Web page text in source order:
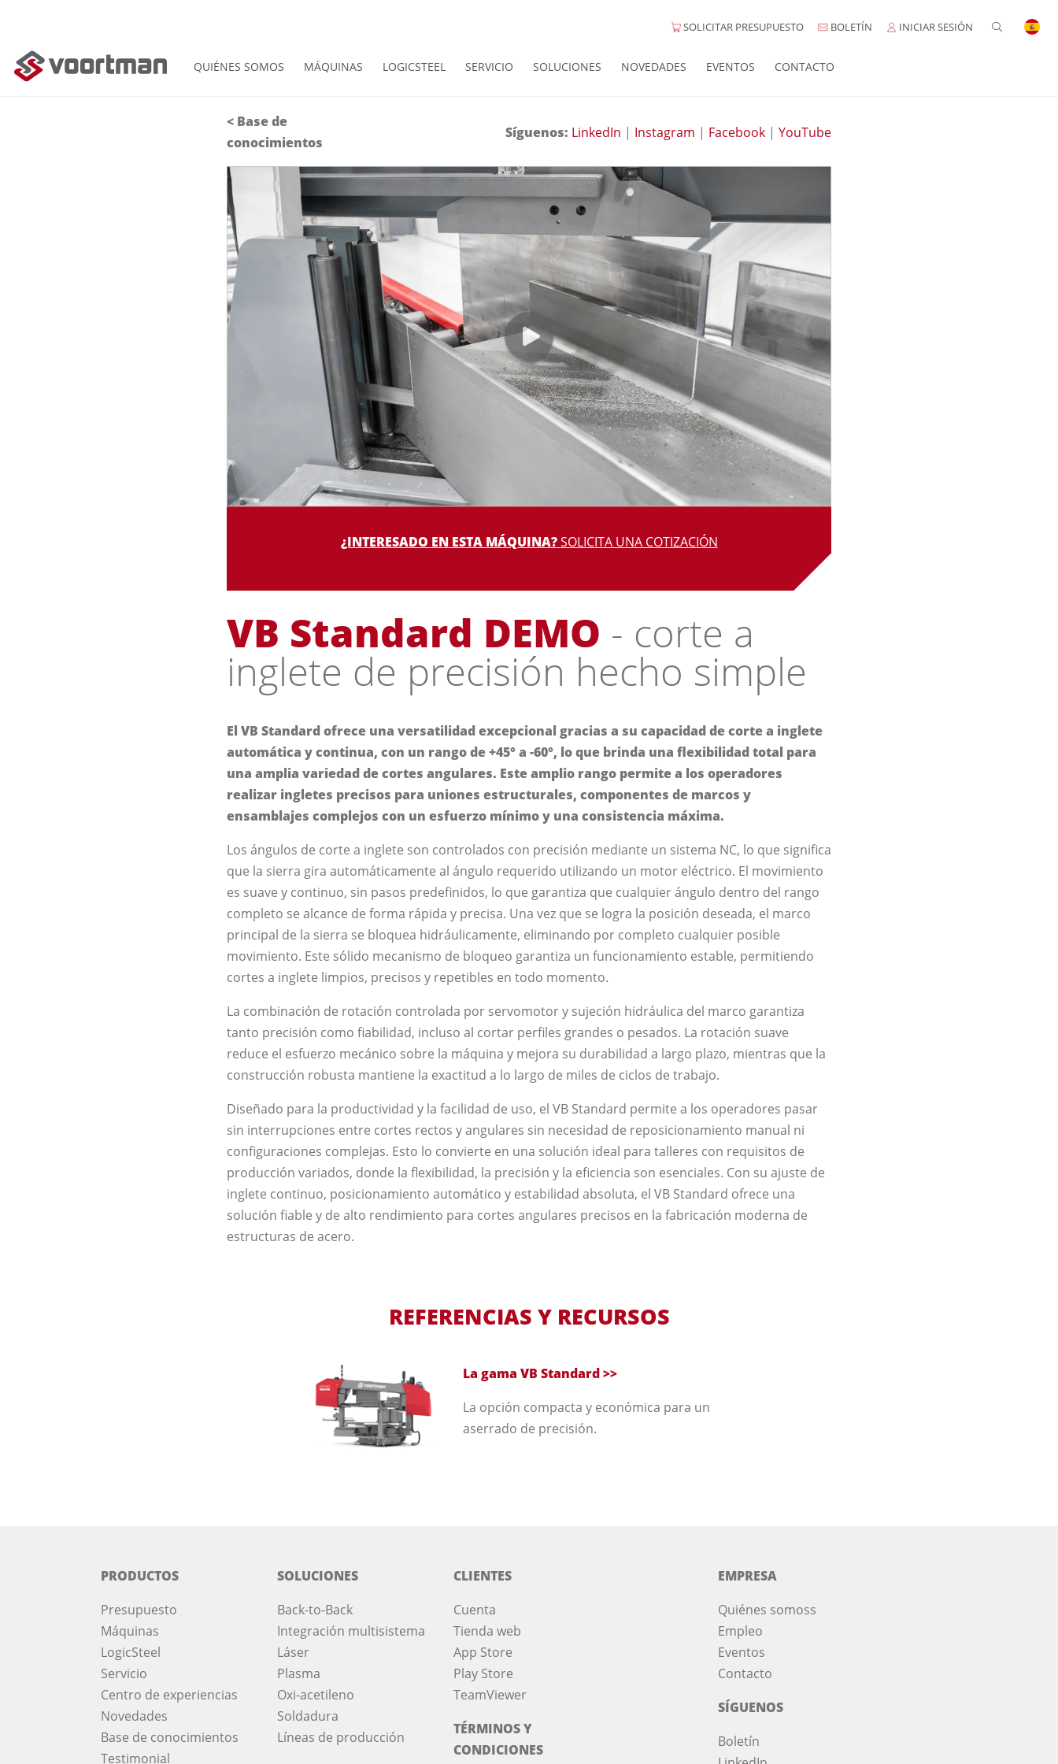
SOLICITAR PRESUPUESTO BOLETÍN INICIAR SESIÓN
QUIÉNES SOMOS MÁQUINAS LOGICSTEEL SERVICIO SOLUCIONES NOVEDADES EVENTOS CONTACTO
< Base de
conocimientos
Síguenos: LinkedIn | Instagram | Facebook | YouTube
¿INTERESADO EN ESTA MÁQUINA? SOLICITA UNA COTIZACIÓN
VB Standard DEMO - corte a
inglete de precisión hecho simple
El VB Standard ofrece una versatilidad excepcional gracias a su capacidad de corte a inglete
automática y continua, con un rango de +45° a -60°, lo que brinda una flexibilidad total para
una amplia variedad de cortes angulares. Este amplio rango permite a los operadores
realizar ingletes precisos para uniones estructurales, componentes de marcos y
ensamblajes complejos con un esfuerzo mínimo y una consistencia máxima.
Los ángulos de corte a inglete son controlados con precisión mediante un sistema NC, lo que significa
que la sierra gira automáticamente al ángulo requerido utilizando un motor eléctrico. El movimiento
es suave y continuo, sin pasos predefinidos, lo que garantiza que cualquier ángulo dentro del rango
completo se alcance de forma rápida y precisa. Una vez que se logra la posición deseada, el marco
principal de la sierra se bloquea hidráulicamente, eliminando por completo cualquier posible
movimiento. Este sólido mecanismo de bloqueo garantiza un funcionamiento estable, permitiendo
cortes a inglete limpios, precisos y repetibles en todo momento.
La combinación de rotación controlada por servomotor y sujeción hidráulica del marco garantiza
tanto precisión como fiabilidad, incluso al cortar perfiles grandes o pesados. La rotación suave
reduce el esfuerzo mecánico sobre la máquina y mejora su durabilidad a largo plazo, mientras que la
construcción robusta mantiene la exactitud a lo largo de miles de ciclos de trabajo.
Diseñado para la productividad y la facilidad de uso, el VB Standard permite a los operadores pasar
sin interrupciones entre cortes rectos y angulares sin necesidad de reposicionamiento manual ni
configuraciones complejas. Esto lo convierte en una solución ideal para talleres con requisitos de
producción variados, donde la flexibilidad, la precisión y la eficiencia son esenciales. Con su ajuste de
inglete continuo, posicionamiento automático y estabilidad absoluta, el VB Standard ofrece una
solución fiable y de alto rendimiento para cortes angulares precisos en la fabricación moderna de
estructuras de acero.
REFERENCIAS Y RECURSOS
La gama VB Standard >>
La opción compacta y económica para un
aserrado de precisión.
PRODUCTOS
Presupuesto
Máquinas
LogicSteel
Servicio
Centro de experiencias
Novedades
Base de conocimientos
Testimonial
SOLUCIONES
Back-to-Back
Integración multisistema
Láser
Plasma
Oxi-acetileno
Soldadura
Líneas de producción
CLIENTES
Cuenta
Tienda web
App Store
Play Store
TeamViewer
TÉRMINOS Y
CONDICIONES
EMPRESA
Quiénes somoss
Empleo
Eventos
Contacto
SÍGUENOS
Boletín